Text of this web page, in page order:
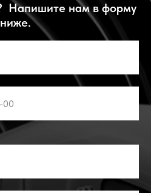
Напишите нам в форму
ниже.